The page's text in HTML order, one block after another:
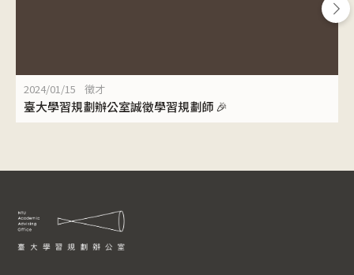
2024/01/15 徵才
臺大學習規劃辦公室誠徵學習規劃師 🎉